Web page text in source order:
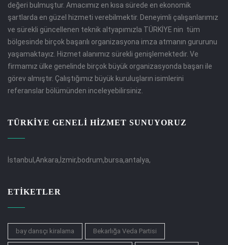
değeri bulmuştur. Amacımız en kısa sürede en ekonomik
şartlarda en güzel hizmeti verebilmektir. Deneyimli çalışanlarımız
ve sürekli güncellenen teknik altyapımızla TÜRKİYE nin tüm
bölgesinde birçok başarılı organizasyona imza atmanın gururunu
yaşamaktayız. Hizmet alanımız sürekli genişlemektedir. Ve
firmamız ülke genelinde birçok büyük organizasyonda başarı ile
görev almıştır. Çalıştığımız büyük kuruluşların isimlerini
referanslar bölümünden inceleyebilirsiniz.
TÜRKİYE GENELİ HİZMET SUNUYORUZ
İstanbul,Ankara,İzmir,bodrum,bursa,antalya,
ETIKETLER
bay dansçı kiralama Bekarlığa Veda Partisi